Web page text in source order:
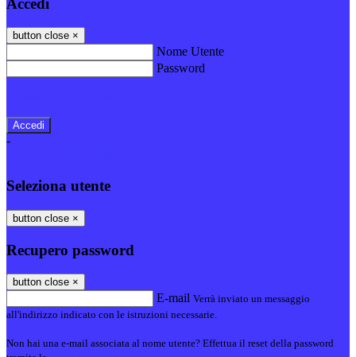
Accedi
button close ×
Nome Utente
Password
-
Seleziona utente
button close ×
Recupero password
button close ×
E-mail Verrà inviato un messaggio
all'indirizzo indicato con le istruzioni necessarie.
Non hai una e-mail associata al nome utente? Effettua il reset della password